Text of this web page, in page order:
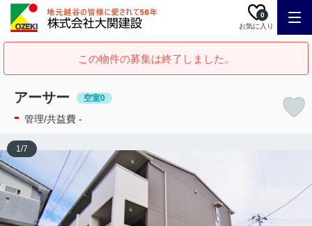
お気に入り
0
この物件の募集は終了しました。
アーサー 空室0
- 管理/共益費 -
1/7